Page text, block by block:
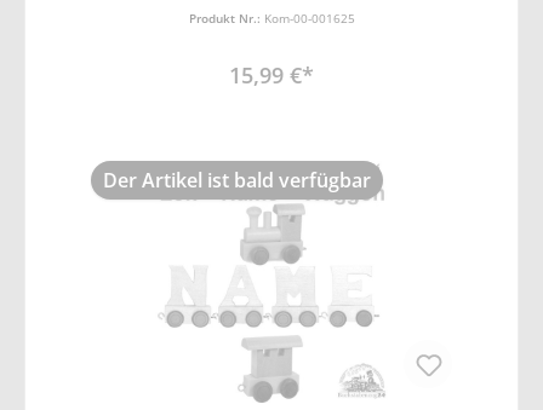
Produkt Nr.: Kom-00-001625
15,99 €*
Der Artikel ist bald verfügbar